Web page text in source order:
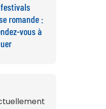
festivals
romande :
vous à